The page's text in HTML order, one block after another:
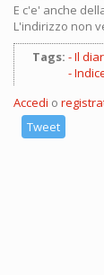
E c'e' anche
L'indirizzo non
Tags:
Il
Accedi o
Tweet